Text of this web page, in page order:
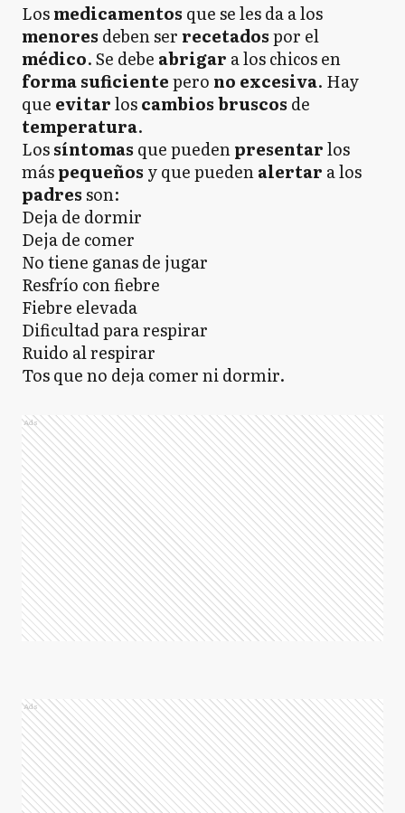
Losmedicamentos que se les da a los
menores deben ser recetadospor el
médico. Se debe abrigar a los chicos en
forma suficientepero no excesiva. Hay
que evitarloscambios bruscos de
temperatura.
Lossíntomas que puedenpresentarlos
máspequeños y que puedenalertar a los
padresson:
Deja de dormir
Deja de comer
No tiene ganas de jugar
Resfrío con fiebre
Fiebre elevada
Dificultad para respirar
Ruido al respirar
Tos que no deja comer ni dormir.
Ads
Ads